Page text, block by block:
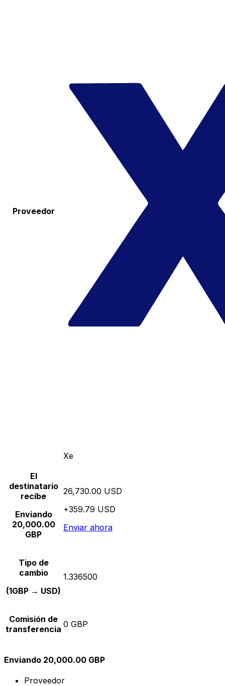
Proveedor
Xe
El
destinatario
recibe
Enviando
20,000.00
GBP
26,730.00 USD
+359.79 USD
Enviar ahora
Tipo de
cambio
(1GBP → USD)
1.336500
Comisión de
transferencia 0 GBP
Enviando 20,000.00 GBP
Proveedor